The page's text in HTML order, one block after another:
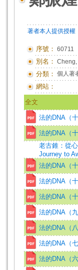
著者本人提供授權
序號： 60711
別名：
分類： 個人著
網站：
全文
法的DNA（
法的DNA（
老古錐：從
Journey to
法的DNA（
法的DNA（
法的DNA（
法的DNA（
法的DNA（
法的DNA（
法的DNA（六